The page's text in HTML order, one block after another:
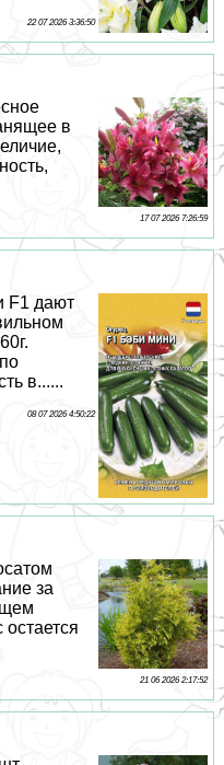
22 07 2026 3:36:50
в
17 07 2026 7:26:59
F1 дают
в......
08 07 2026 4:50:22
за
21 06 2026 2:17:52